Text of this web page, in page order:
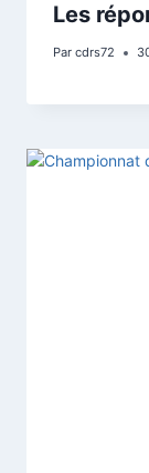
Les
Par cdrs72